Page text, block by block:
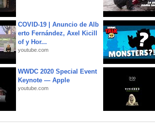
COVID-19 | Anuncio de Alb
erto Fernández, Axel Kicill
of y Hor...
youtube.com
WWDC 2020 Special Event
Keynote — Apple
youtube.com